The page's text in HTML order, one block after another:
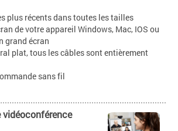
plus récents dans toutes les tailles
de votre appareil Windows, Mac, IOS ou
grand écran
plat, tous les câbles sont entièrement
sans fil